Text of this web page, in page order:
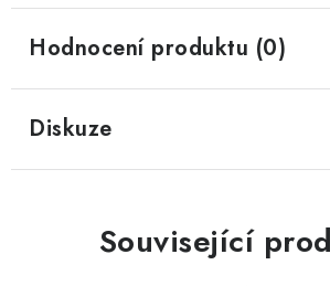
Hodnocení produktu (0)
Diskuze
Související